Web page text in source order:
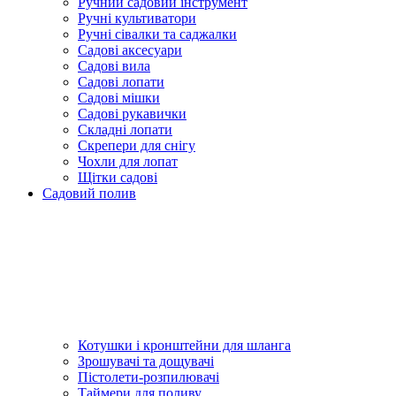
Ручні культиватори
Ручні сівалки та саджалки
Садові аксесуари
Садові вила
Садові лопати
Садові мішки
Садові рукавички
Складні лопати
Скрепери для снігу
Чохли для лопат
Щітки садові
Садовий полив
Котушки і кронштейни для шланга
Зрошувачі та дощувачі
Пістолети-розпилювачі
Таймери для поливу